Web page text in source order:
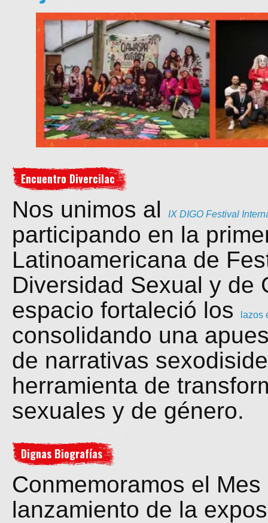
Encuentro Divercilac
Nos unimos al IX DIGO Festival
participando en la
Latinoamericana de
Diversidad Sexual y de
espacio fortaleció los
lazos
consolidando una
de narrativas
herramienta de
sexuales y de género.
Dignas Biografías
Conmemoramos el
lanzamiento de la